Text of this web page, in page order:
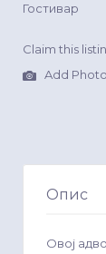
Гостивар
Claim this
Add
Опис
Овој